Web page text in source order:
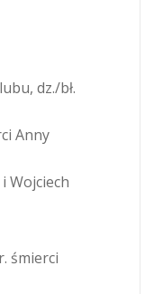
dz./bł.
Anny
Wojciech
śmierci